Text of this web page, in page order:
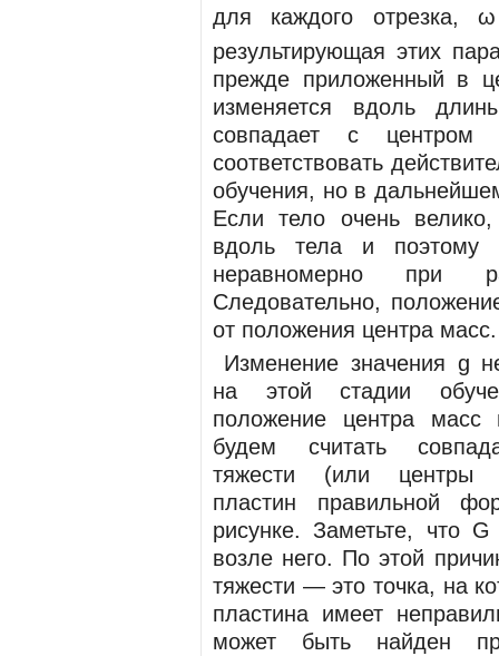
для каждого отрезка,
результирующая этих
прежде приложенный в
изменяется вдоль
совпадает с
соответствовать
обучения, но в
Если тело очень
вдоль тела и поэтому
неравномерно при
Следовательно,
от положения центра масс.
Изменение значения g
на этой стадии
положение центра масс
будем считать
тяжести (или центры
пластин правильной
рисунке. Заметьте, что
возле него. По этой
тяжести — это точка, на
пластина имеет
может быть найден